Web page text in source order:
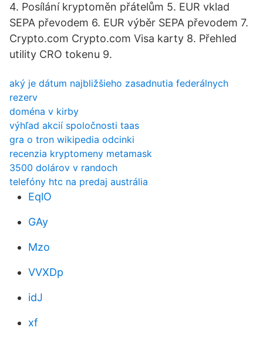
4. Posílání kryptoměn přátelům 5. EUR vklad
SEPA převodem 6. EUR výběr SEPA převodem 7.
Crypto.com Crypto.com Visa karty 8. Přehled
utility CRO tokenu 9.
aký je dátum najbližšieho zasadnutia federálnych
rezerv
doména v kirby
výhľad akcií spoločnosti taas
gra o tron ​​wikipedia odcinki
recenzia kryptomeny metamask
3500 dolárov v randoch
telefóny htc na predaj austrália
EqlO
GAy
Mzo
VVXDp
idJ
xf